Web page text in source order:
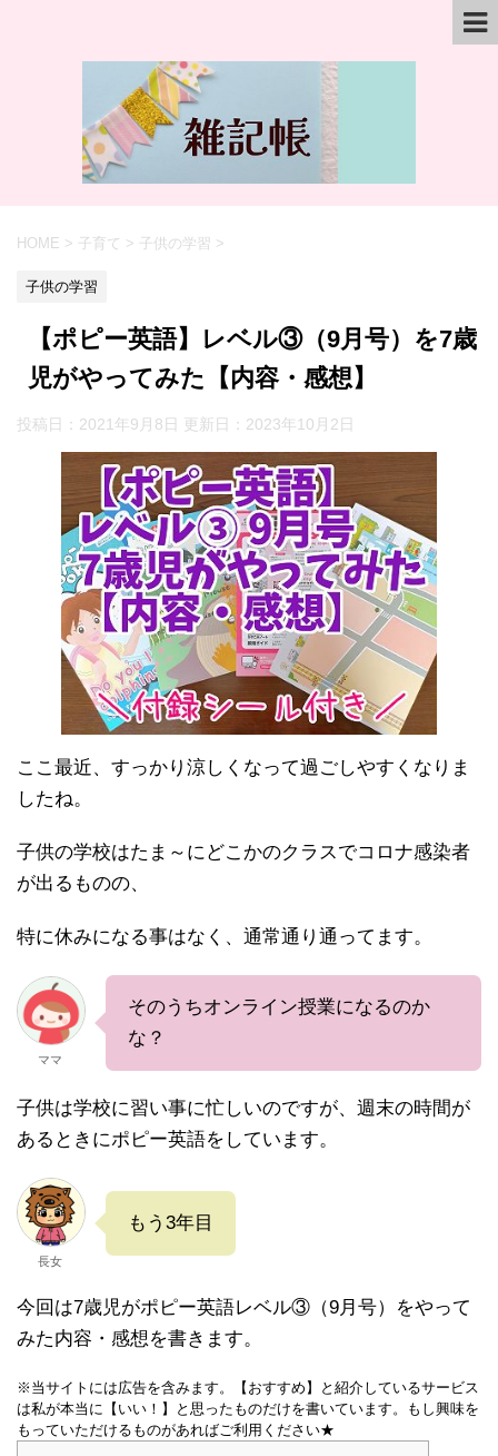
HOME > 子育て > 子供の学習 >
子供の学習
【ポピー英語】レベル③（9月号）を7歳
児がやってみた【内容・感想】
投稿日：2021年9月8日 更新日： 2023年10月2日
ここ最近、すっかり涼しくなって過ごしやすくなりま
したね。
子供の学校はたま～にどこかのクラスでコロナ感染者
が出るものの、
特に休みになる事はなく、通常通り通ってます。
ママ
そのうちオンライン授業になるのか
な？
子供は学校に習い事に忙しいのですが、週末の時間が
あるときにポピー英語をしています。
長女
もう3年目
今回は7歳児がポピー英語レベル③（9月号）をやって
みた内容・感想を書きます。
※当サイトには広告を含みます。【おすすめ】と紹介しているサービス
は私が本当に【いい！】と思ったものだけを書いています。もし興味を
もっていただけるものがあればご利用ください★